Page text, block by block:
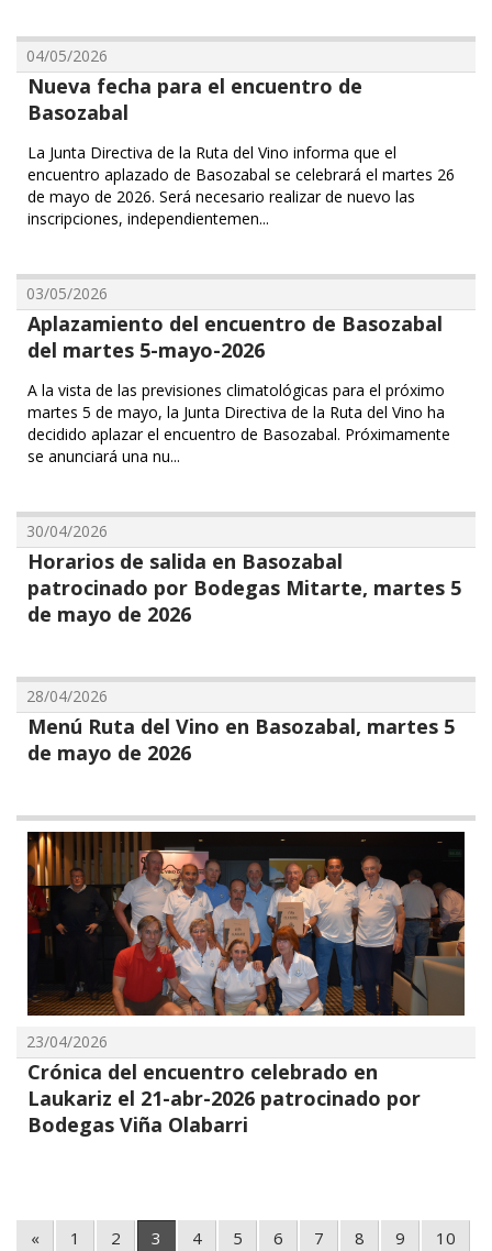
04/05/2026
Nueva fecha para el encuentro de
Basozabal
La Junta Directiva de la Ruta del Vino informa que el
encuentro aplazado de Basozabal se celebrará el martes 26
de mayo de 2026. Será necesario realizar de nuevo las
inscripciones, independientemen...
03/05/2026
Aplazamiento del encuentro de Basozabal
del martes 5-mayo-2026
A la vista de las previsiones climatológicas para el próximo
martes 5 de mayo, la Junta Directiva de la Ruta del Vino ha
decidido aplazar el encuentro de Basozabal. Próximamente
se anunciará una nu...
30/04/2026
Horarios de salida en Basozabal
patrocinado por Bodegas Mitarte, martes 5
de mayo de 2026
28/04/2026
Menú Ruta del Vino en Basozabal, martes 5
de mayo de 2026
23/04/2026
Crónica del encuentro celebrado en
Laukariz el 21-abr-2026 patrocinado por
Bodegas Viña Olabarri
« 1 2 3 4 5 6 7 8 9
10